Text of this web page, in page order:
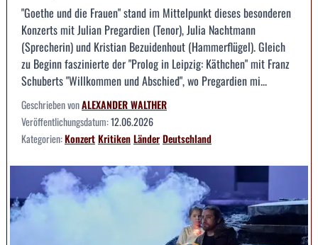
"Goethe und die Frauen" stand im Mittelpunkt dieses besonderen
Konzerts mit Julian Pregardien (Tenor), Julia Nachtmann
(Sprecherin) und Kristian Bezuidenhout (Hammerflügel). Gleich
zu Beginn faszinierte der "Prolog in Leipzig: Käthchen" mit Franz
Schuberts "Willkommen und Abschied", wo Pregardien mi...
Geschrieben vonALEXANDER WALTHER
Veröffentlichungsdatum:12.06.2026
Kategorien:KonzertKritikenLänderDeutschland